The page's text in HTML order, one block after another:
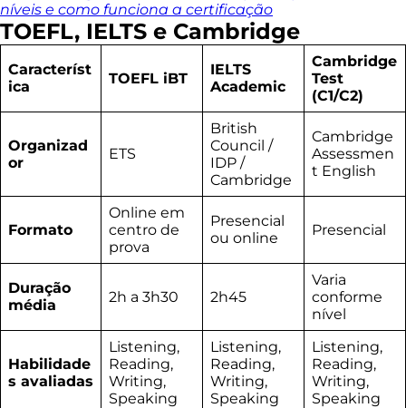
níveis e como funciona a certificação
TOEFL, IELTS e Cambridge
Característ
ica
TOEFL iBT
IELTS
Academic
Cambridge
Test
(C1/C2)
Organizad
or
ETS
British
Council /
IDP /
Cambridge
Cambridge
Assessmen
t English
Formato
Online em
centro de
prova
Presencial
ou online
Presencial
Duração
média
2h a 3h30 2h45
Varia
conforme
nível
Habilidade
s avaliadas
Listening,
Reading,
Writing,
Speaking
Listening,
Reading,
Writing,
Speaking
Listening,
Reading,
Writing,
Speaking